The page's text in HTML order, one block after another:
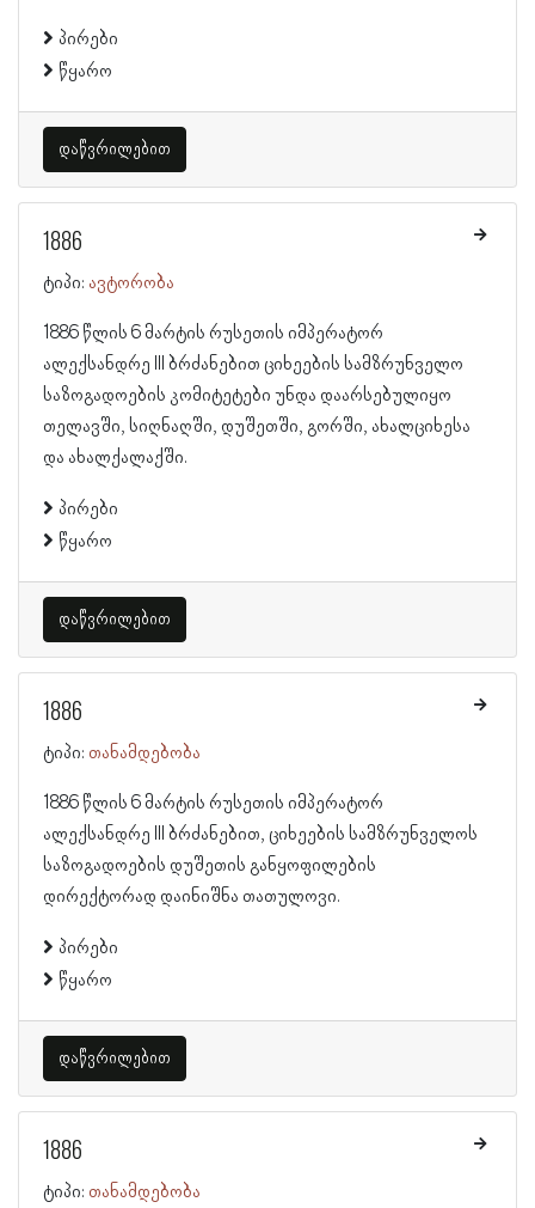
პირები
წყარო
დაწვრილებით
1886
ტიპი: ავტორობა
1886 წლის 6 მარტის რუსეთის იმპერატორ
ალექსანდრე III ბრძანებით ციხეების სამზრუნველო
საზოგადოების კომიტეტები უნდა დაარსებულიყო
თელავში, სიღნაღში, დუშეთში, გორში, ახალციხესა
და ახალქალაქში.
პირები
წყარო
დაწვრილებით
1886
ტიპი: თანამდებობა
1886 წლის 6 მარტის რუსეთის იმპერატორ
ალექსანდრე III ბრძანებით, ციხეების სამზრუნველოს
საზოგადოების დუშეთის განყოფილების
დირექტორად დაინიშნა თათულოვი.
პირები
წყარო
დაწვრილებით
1886
ტიპი: თანამდებობა